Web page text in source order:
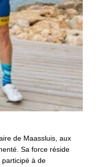
de Maassluis, aux
Sa force réside
participé à de